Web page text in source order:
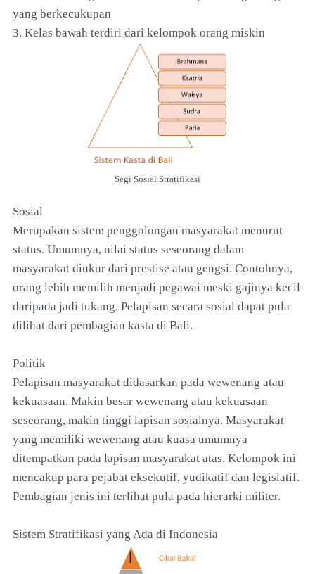
yang berkecukupan
3. Kelas bawah terdiri dari kelompok orang miskin
Segi Sosial Stratifikasi
Sosial
Merupakan sistem penggolongan masyarakat menurut
status. Umumnya, nilai status seseorang dalam
masyarakat diukur dari prestise atau gengsi. Contohnya,
orang lebih memilih menjadi pegawai meski gajinya kecil
daripada jadi tukang. Pelapisan secara sosial dapat pula
dilihat dari pembagian kasta di Bali.
Politik
Pelapisan masyarakat didasarkan pada wewenang atau
kekuasaan. Makin besar wewenang atau kekuasaan
seseorang, makin tinggi lapisan sosialnya. Masyarakat
yang memiliki wewenang atau kuasa umumnya
ditempatkan pada lapisan masyarakat atas. Kelompok ini
mencakup para pejabat eksekutif, yudikatif dan legislatif.
Pembagian jenis ini terlihat pula pada hierarki militer.
Sistem Stratifikasi yang Ada di Indonesia